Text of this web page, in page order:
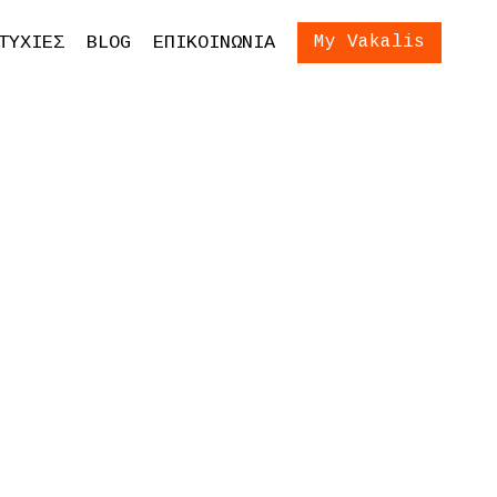
Γονέων και
BLOG ΕΠΙΚΟΙΝΩΝΙΑ My Vakalis